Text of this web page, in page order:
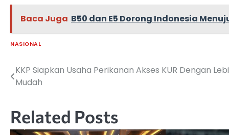
Baca Juga B50 dan E5 Dorong Indonesia
NASIONAL
Navigasi
KKP Siapkan Usaha Perikanan Akses KUR Dengan
Mudah
Related Posts